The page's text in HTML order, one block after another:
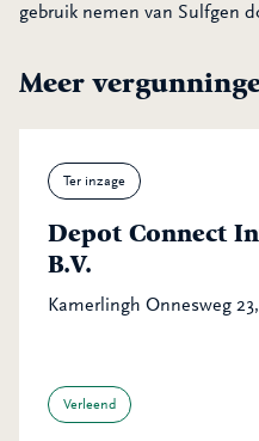
gebruik nemen van Sulfgen
Meer
Ter inzage
Depot Connect
B.V.
Kamerlingh Onnesweg
Verleend